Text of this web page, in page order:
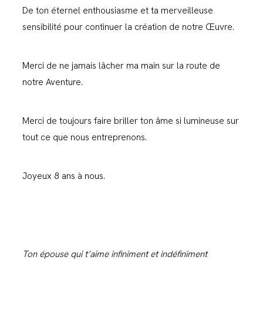
De ton éternel enthousiasme et ta merveilleuse
sensibilité pour continuer la création de notre Œuvre.
Merci de ne jamais lâcher ma main sur la route de
notre Aventure.
Merci de toujours faire briller ton âme si lumineuse sur
tout ce que nous entreprenons.
Joyeux 8 ans à nous.
Ton épouse qui t’aime infiniment et indéfiniment